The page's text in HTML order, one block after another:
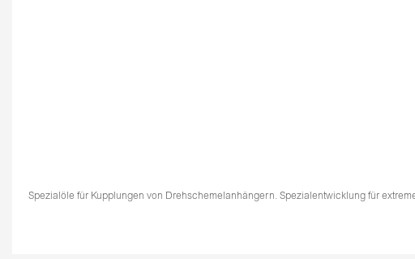
Spezialöle für Kupplungen von Drehschemelanhängern. Spezialentwicklung für